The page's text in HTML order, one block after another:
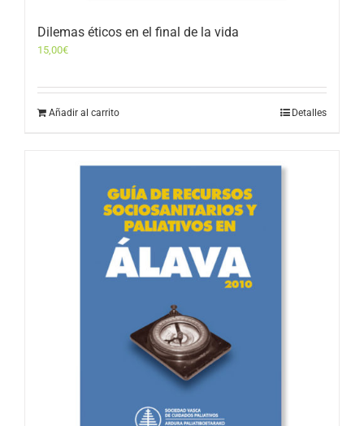
Dilemas éticos en el final de la vida
15,00€
Añadir al carrito Detalles